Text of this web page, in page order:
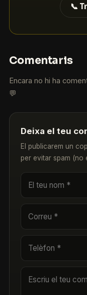
📞
Comentaris
Encara no hi ha
💬
Deixa el teu
El publicarem un
per evitar spam (no